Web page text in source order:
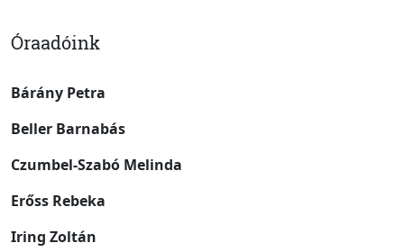
Óraadóink
Bárány Petra
Beller Barnabás
Czumbel-Szabó Melinda
Erőss Rebeka
Iring Zoltán